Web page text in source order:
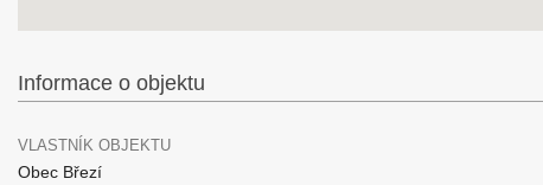
Informace o objektu
VLASTNÍK OBJEKTU
Obec Březí